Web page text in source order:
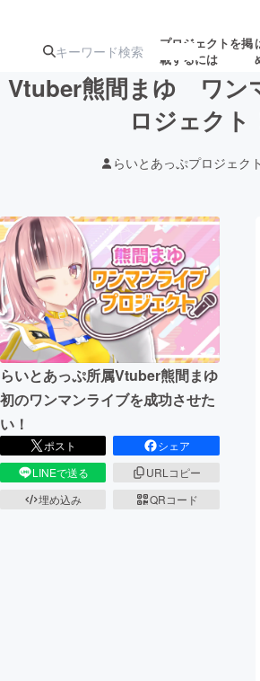
プロジェクトを掲
載するには
ターン
注目の新着プロ
ジェクト
募集
ロジェ
アート・写真
テクノロジー・ガジェット
映像・映画
ビジネス・起業
まちづくり・地域活性化
CAMPFIRE for Social Good
Vtuber熊間まゆ ワン
ロジェクト
らいとあっぷプロジェクト
らいとあっぷ所属Vtuber熊間まゆ
初のワンマンライブを成功させた
い！
ポスト
シェア
LINEで送る
URLコピー
埋め込み
QRコード